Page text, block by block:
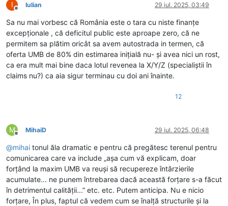
I
Deconectat
Iulian 29 iul. 2025, 03:49
Sa nu mai vorbesc că România este o tara cu niste finanțe
excepționale , că deficitul public este aproape zero, că ne
permitem sa plătim oricât sa avem autostrada in termen, că
oferta UMB de 80% din estimarea inițială nu- și avea nici un rost,
ca era mult mai bine daca lotul revenea la X/Y/Z (specialiștii în
claims nu?) ca aia sigur terminau cu doi ani înainte.
12
M
Deconectat
MihaiD 29 iul. 2025, 06:48
@mihai tonul ăla dramatic e pentru că pregătesc terenul pentru
comunicarea care va include „așa cum vă explicam, doar
forțând la maxim UMB va reuși să recupereze întârzierile
acumulate... ne punem întrebarea dacă această forțare s-a făcut
în detrimentul calității...” etc. etc. Putem anticipa. Nu e nicio
forțare, În plus, faptul că vedem cum se înalță structurile și la